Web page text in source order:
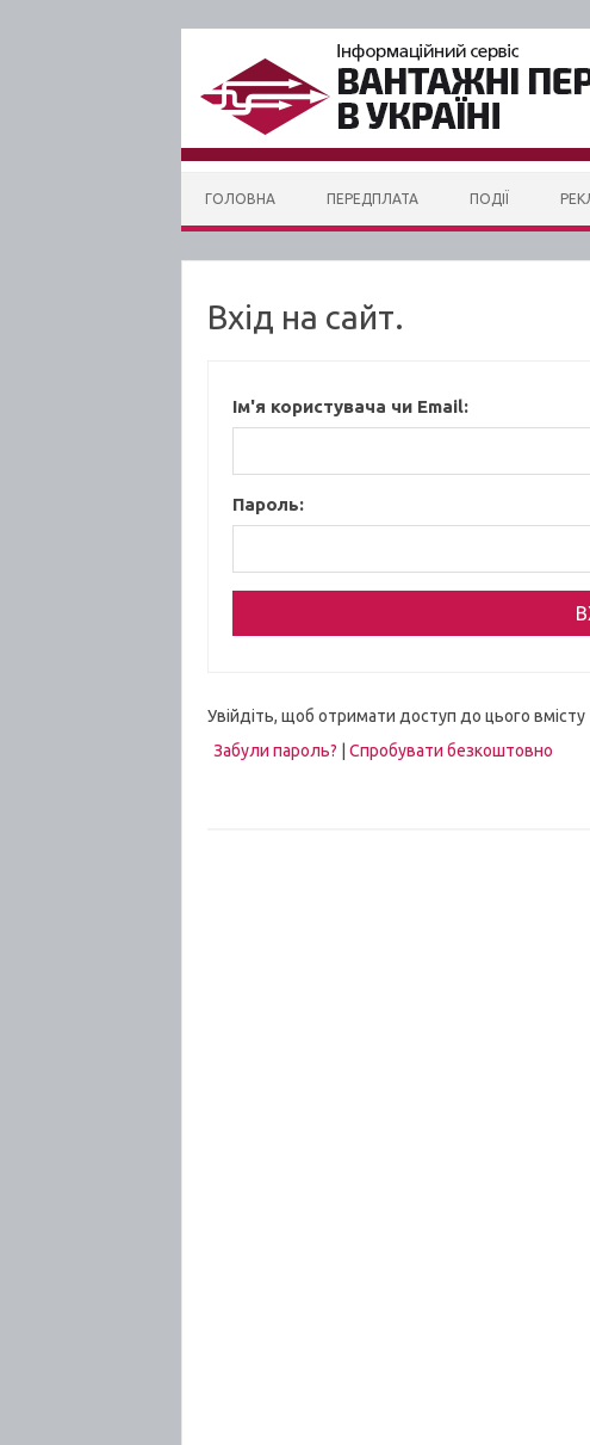
ГОЛОВНА ПЕРЕДПЛАТА ПОДІЇ
Вхід на сайт.
Ім'я користувача чи Email:
Пароль:
Увійдіть, щоб отримати доступ до цього вмісту
Забули пароль?
Спробувати безкоштовно